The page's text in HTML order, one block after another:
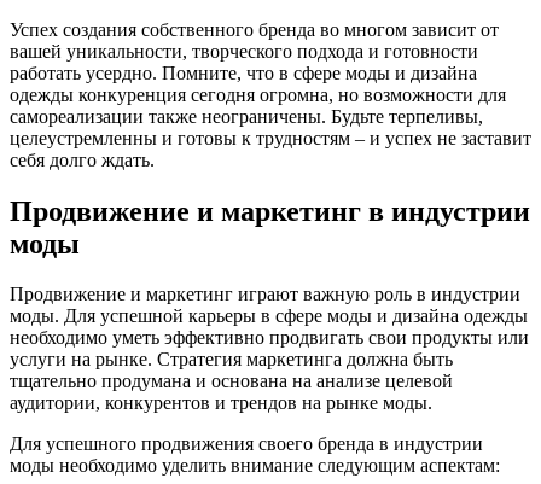
Успех создания собственного бренда во многом зависит от
вашей уникальности, творческого подхода и готовности
работать усердно. Помните, что в сфере моды и дизайна
одежды конкуренция сегодня огромна, но возможности для
самореализации также неограничены. Будьте терпеливы,
целеустремленны и готовы к трудностям – и успех не заставит
себя долго ждать.
Продвижение и маркетинг в индустрии
моды
Продвижение и маркетинг играют важную роль в индустрии
моды. Для успешной карьеры в сфере моды и дизайна одежды
необходимо уметь эффективно продвигать свои продукты или
услуги на рынке. Стратегия маркетинга должна быть
тщательно продумана и основана на анализе целевой
аудитории, конкурентов и трендов на рынке моды.
Для успешного продвижения своего бренда в индустрии
моды необходимо уделить внимание следующим аспектам: